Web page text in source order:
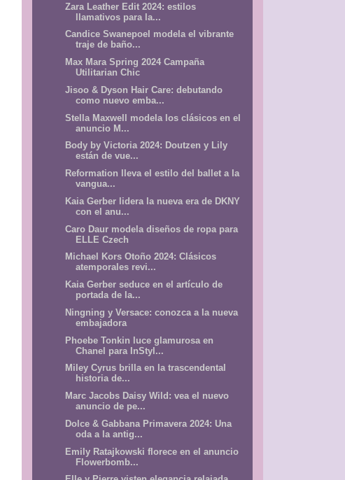
Zara Leather Edit 2024: estilos
llamativos para la...
Candice Swanepoel modela el vibrante
traje de baño...
Max Mara Spring 2024 Campaña
Utilitarian Chic
Jisoo & Dyson Hair Care: debutando
como nuevo emba...
Stella Maxwell modela los clásicos en el
anuncio M...
Body by Victoria 2024: Doutzen y Lily
están de vue...
Reformation lleva el estilo del ballet a la
vangua...
Kaia Gerber lidera la nueva era de DKNY
con el anu...
Caro Daur modela diseños de ropa para
ELLE Czech
Michael Kors Otoño 2024: Clásicos
atemporales revi...
Kaia Gerber seduce en el artículo de
portada de la...
Ningning y Versace: conozca a la nueva
embajadora
Phoebe Tonkin luce glamurosa en
Chanel para InStyl...
Miley Cyrus brilla en la trascendental
historia de...
Marc Jacobs Daisy Wild: vea el nuevo
anuncio de pe...
Dolce & Gabbana Primavera 2024: Una
oda a la antig...
Emily Ratajkowski florece en el anuncio
Flowerbomb...